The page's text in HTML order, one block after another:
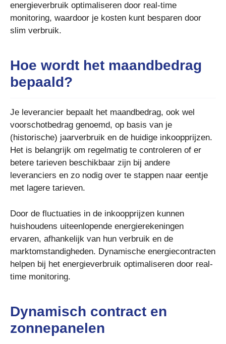
energieverbruik optimaliseren door real-time
monitoring, waardoor je kosten kunt besparen door
slim verbruik.
Hoe wordt het maandbedrag
bepaald?
Je leverancier bepaalt het maandbedrag, ook wel
voorschotbedrag genoemd, op basis van je
(historische) jaarverbruik en de huidige inkoopprijzen.
Het is belangrijk om regelmatig te controleren of er
betere tarieven beschikbaar zijn bij andere
leveranciers en zo nodig over te stappen naar eentje
met lagere tarieven.
Door de fluctuaties in de inkoopprijzen kunnen
huishoudens uiteenlopende energierekeningen
ervaren, afhankelijk van hun verbruik en de
marktomstandigheden. Dynamische energiecontracten
helpen bij het energieverbruik optimaliseren door real-
time monitoring.
Dynamisch contract en
zonnepanelen